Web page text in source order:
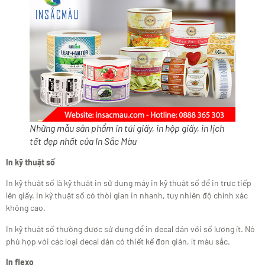
Những mẫu sản phẩm in túi giấy, in hộp giấy, in lịch
tết đẹp nhất của In Sắc Màu
In kỹ thuật số
In kỹ thuật số là kỹ thuật in sử dụng máy in kỹ thuật số để in trực tiếp
lên giấy. In kỹ thuật số có thời gian in nhanh, tuy nhiên độ chính xác
không cao.
In kỹ thuật số thường được sử dụng để in decal dán với số lượng ít. Nó
phù hợp với các loại decal dán có thiết kế đơn giản, ít màu sắc.
In flexo